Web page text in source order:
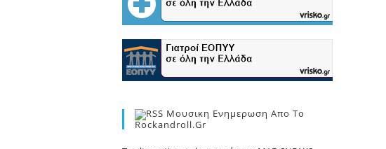
Μουσικη Ενημερωση Απο Το
Rockandroll.gr